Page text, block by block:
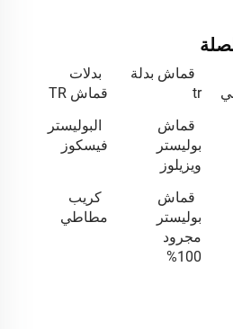
قماش بدلة
tr
بدلات
قماش TR
قماش
بوليستر
ويزيلوز
البوليستر
فيسكوز
قماش
بوليستر
مجرود
100%
كريب
مطاطي